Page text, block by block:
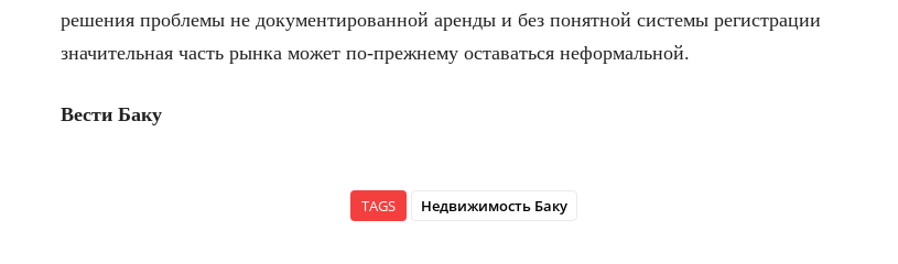
решения проблемы не документированной аренды и без понятной системы регистрации
значительная часть рынка может по-прежнему оставаться неформальной.
Вести Баку
TAGS Недвижимость Баку